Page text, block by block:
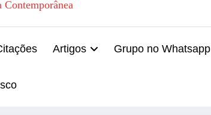
Artigos Grupo no Whatsapp